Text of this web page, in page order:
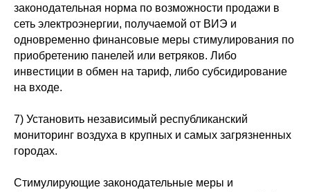
законодательная норма по возможности продажи в
сеть электроэнергии, получаемой от ВИЭ и
одновременно финансовые меры стимулирования по
приобретению панелей или ветряков. Либо
инвестиции в обмен на тариф, либо субсидирование
на входе.
7) Установить независимый республиканский
мониторинг воздуха в крупных и самых загрязненных
городах.
Стимулирующие законодательные меры и